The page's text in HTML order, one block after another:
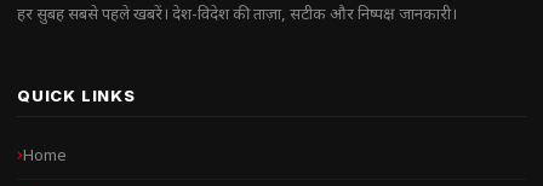
हर सुबह सबसे पहले खबरें। देश-विदेश की ताज़ा, सटीक और निष्पक्ष जानकारी।
QUICK LINKS
Home